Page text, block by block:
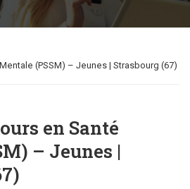
(PSSM) – Jeunes | Strasbourg (67)
en Santé
– Jeunes |